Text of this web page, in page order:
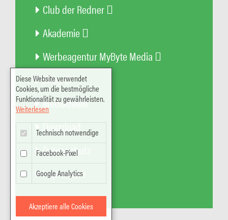
Club der Redner
Akademie
Werbeagentur MyByte Media
Shop
Mediadaten
Download
Datenschutz
Impressum
Diese Website verwendet
Cookies, um die bestmögliche
Funktionalität zu gewährleisten.
Weiterlesen
Technisch notwendige
Facebook-Pixel
Google Analytics
Akzeptiere alle Cookies